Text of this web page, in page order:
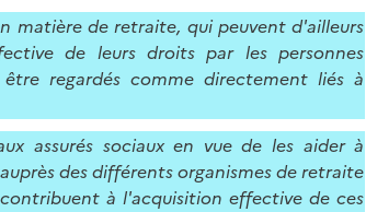
matière de retraite, qui peuvent d'ailleurs
de leurs droits par les personnes
regardés comme directement liés à
assurés sociaux en vue de les aider à
des différents organismes de retraite
à l'acquisition effective de ces